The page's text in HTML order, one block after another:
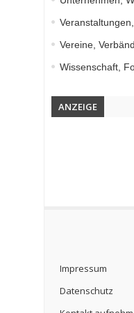
Vereine,
Wissenschaft,
ANZEIGE
Impressum
Datenschutz